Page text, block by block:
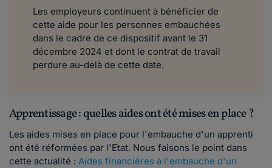
Les employeurs continuent à bénéficier de
cette aide pour les personnes embauchées
dans le cadre de ce dispositif avant le 31
décembre 2024 et dont le contrat de travail
perdure au-delà de cette date.
Apprentissage : quelles aides ont été mises en place ?
Les aides mises en place pour l'embauche d'un apprenti
ont été réformées par l'Etat. Nous faisons le point dans
cette actualité : Aides financières à l'embauche d'un